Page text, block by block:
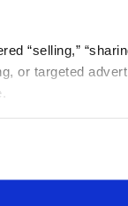
“selling,”
or targeted